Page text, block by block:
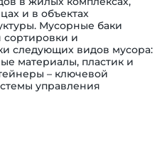
и в объектах
Мусорные баки
сортировки и
следующих видов мусора:
материалы, пластик и
– ключевой
управления